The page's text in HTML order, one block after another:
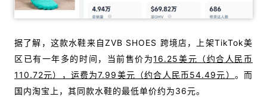
据了解，这款水鞋来自ZVB SHOES 跨境店，上架TikTok美
区已有一年多的时间，当前售价为16.25美元（约合人民币
110.72元），运费为7.99美元（约合人民币54.49元） 。而
国内淘宝上，其同款水鞋的最低单价约为36元。